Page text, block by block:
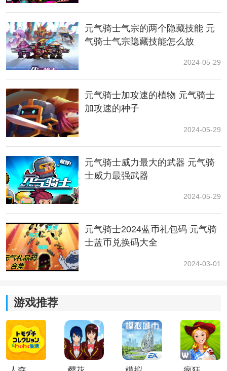
普通模式下的+15武器一梭子就可以击败。在击败气宗
后，玩家不仅可以获得成就，还可以解锁并使用新角色
气宗。
此外，玩家在寻找和击败气宗的过程中，需要注意保持
一定的距离，因为气宗的攻击是范围伤害，伤害较高，
靠近容易被击败。在战斗中，保持安全距离并注意防守
是成功完成这一成就的关键。
小编总结：
以上就是小编为大家带来的最新的元气骑士不打不相识
成就的获得方法了，希望能够帮助到正在进行游戏的
你，感谢您的查看。
元气骑士气宗的两个隐藏技能 元
气骑士气宗隐藏技能怎么放
2024-05-29
元气骑士加攻速的植物 元气骑士
加攻速的种子
2024-05-29
元气骑士威力最大的武器 元气骑
士威力最强武器
2024-05-29
元气骑士2024蓝币礼包码 元气骑
士蓝币兑换码大全
2024-03-01
游戏推荐